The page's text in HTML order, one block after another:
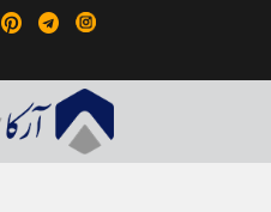

